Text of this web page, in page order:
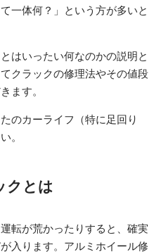
一体何？」という方が多いと
はいったい何なのかの説明と
クラックの修理法やその値段
ます。
のカーライフ（特に足回り
。
クとは
転が荒かったりすると、確実
入ります。アルミホイール修